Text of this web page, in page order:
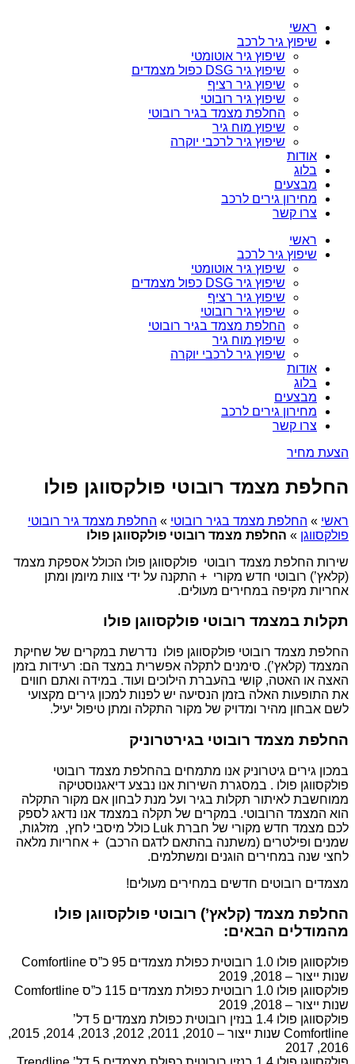
ראשי
שיפוץ גיר לרכב
שיפוץ גיר אוטומטי
שיפוץ גיר DSG כפול מצמדים
שיפוץ גיר רציף
שיפוץ גיר רובוטי
החלפת מצמד בגיר רובוטי
שיפוץ מוח גיר
שיפוץ גיר לרכבי יוקרה
אודות
בלוג
מבצעים
מחירון גירים לרכב
צרו קשר
ראשי
שיפוץ גיר לרכב
שיפוץ גיר אוטומטי
שיפוץ גיר DSG כפול מצמדים
שיפוץ גיר רציף
שיפוץ גיר רובוטי
החלפת מצמד בגיר רובוטי
שיפוץ מוח גיר
שיפוץ גיר לרכבי יוקרה
אודות
בלוג
מבצעים
מחירון גירים לרכב
צרו קשר
הצעת מחיר
החלפת מצמד רובוטי פולקסווגן פולו
ראשי » החלפת מצמד בגיר רובוטי » החלפת מצמד גיר רובוטי
פולקסווגן » החלפת מצמד רובוטי פולקסווגן פולו
שירות החלפת מצמד רובוטי פולקסווגן פולו הכולל אספקת מצמד
(קלאץ’) רובוטי חדש מקורי + התקנה על ידי צוות מיומן ומתן
אחריות מקיפה במחירים מעולים.
תקלות במצמד רובוטי פולקסווגן פולו
החלפת מצמד רובוטי פולקסווגן פולו נדרשת במקרים של שחיקת
המצמד (קלאץ’). סימנים לתקלה אפשרית במצד הם: רעידות בזמן
האצה או האטה, קושי בהעברת הילוכים ועוד. במידה ואתם חווים
את התופעות האלה בזמן הנסיעה יש לפנות למכון גירים מקצועי
לשם אבחון מהיר ומדויק של מקור התקלה ומתן טיפול יעיל.
החלפת מצמד רובוטי בגירטרוניק
במכון גירים גיטרוניק אנו מתמחים בהחלפת מצמד רובוטי
פולקסווגן פולו . במסגרת השירות אנו נבצע דיאגנוסטיקה
ממוחשבת לאיתור תקלות בגיר ועל מנת לבחון אם מקור התקלה
הוא המצמד הרובוטי. במקרים של תקלה במצמד אנו נדאג לספק
לכם מצמד חדש מקורי של חברת Luk כולל מיסבי לחץ, מזלגות,
שמנים ופילטרים (משתנה בהתאם לדגם הרכב) + אחריות מלאה
לחצי שנה במחירים הוגנים ומשתלמים.
מצמדים רובוטים חדשים במחירים מעולים!
החלפת מצמד (קלאץ’) רובוטי פולקסווגן פולו
מהמודלים הבאים:
פולקסווגן פולו 1.0 רובוטית כפולת מצמדים 95 כ”ס Comfortline
שנות ייצור – 2018, 2019
פולקסווגן פולו 1.0 רובוטית כפולת מצמדים 115 כ”ס Comfortline
שנות ייצור – 2018, 2019
פולקסווגן פולו 1.4 בנזין רובוטית כפולת מצמדים 5 דל’
Comfortline שנות ייצור – 2010, 2011, 2012, 2013, 2014, 2015,
2016, 2017